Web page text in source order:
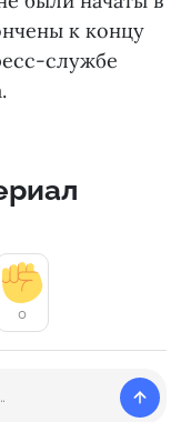
к концу
службе
0